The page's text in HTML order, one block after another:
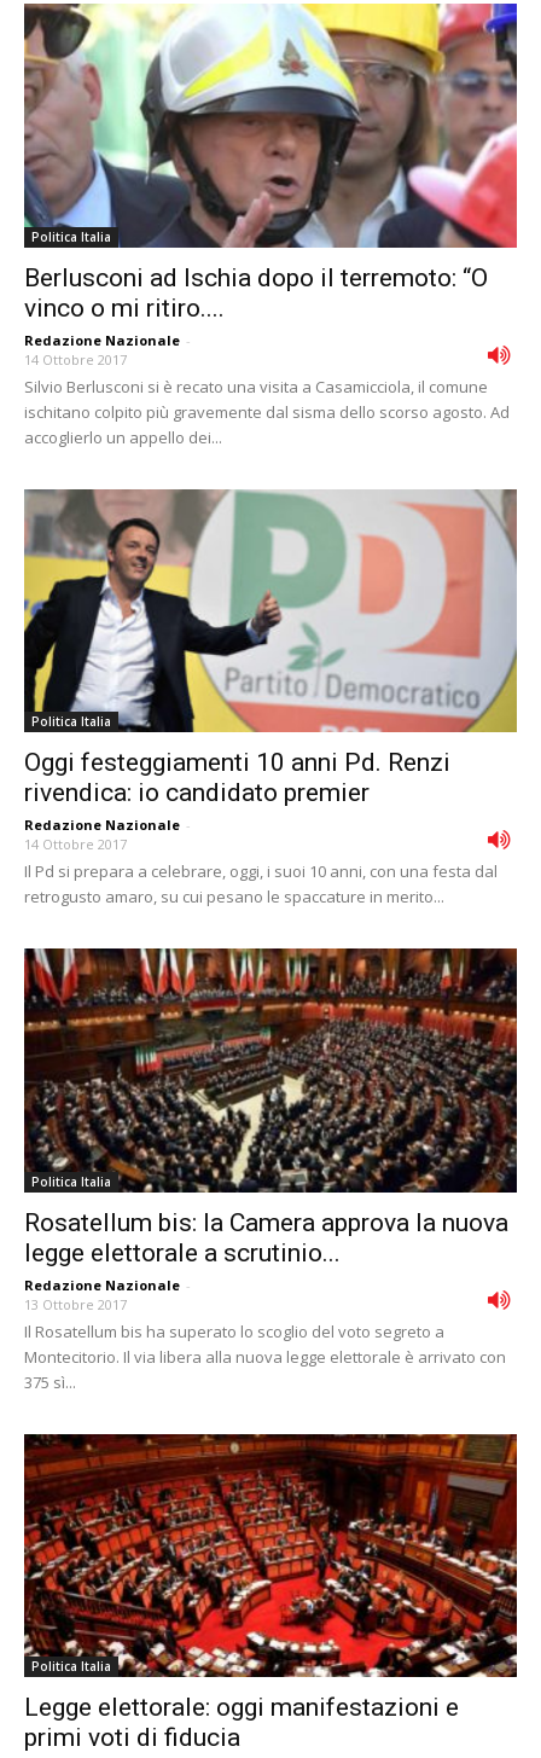
Politica Italia
Berlusconi ad Ischia dopo il terremoto: “O
vinco o mi ritiro....
Redazione Nazionale -
14 Ottobre 2017
Silvio Berlusconi si è recato una visita a Casamicciola, il comune
ischitano colpito più gravemente dal sisma dello scorso agosto. Ad
accoglierlo un appello dei...
Politica Italia
Oggi festeggiamenti 10 anni Pd. Renzi
rivendica: io candidato premier
Redazione Nazionale -
14 Ottobre 2017
Il Pd si prepara a celebrare, oggi, i suoi 10 anni, con una festa dal
retrogusto amaro, su cui pesano le spaccature in merito...
Politica Italia
Rosatellum bis: la Camera approva la nuova
legge elettorale a scrutinio...
Redazione Nazionale -
13 Ottobre 2017
Il Rosatellum bis ha superato lo scoglio del voto segreto a
Montecitorio. Il via libera alla nuova legge elettorale è arrivato con
375 sì...
Politica Italia
Legge elettorale: oggi manifestazioni e
primi voti di fiducia